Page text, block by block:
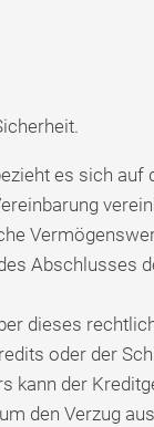
es sich auf
Abschlusses
dieses
oder der
kann der
den Verzug